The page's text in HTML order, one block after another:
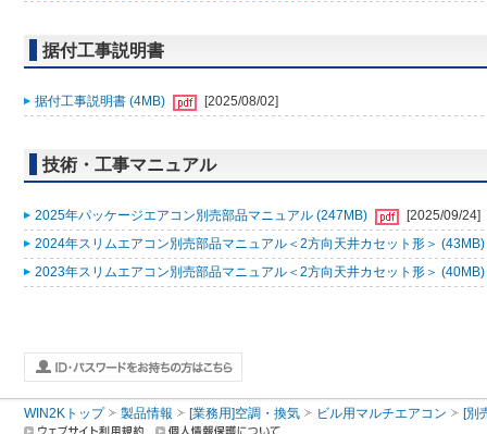
据付工事説明書
据付工事説明書 (4MB) [2025/08/02]
技術・工事マニュアル
2025年パッケージエアコン別売部品マニュアル (247MB)
[2025/09/24]
2024年スリムエアコン別売部品マニュアル＜2方向天井カセット形＞ (43MB)
2023年スリムエアコン別売部品マニュアル＜2方向天井カセット形＞ (40MB)
WIN2Kトップ 製品情報 [業務用]空調・換気 ビル用マルチエアコン [別